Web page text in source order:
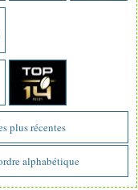
plus récentes
alphabétique